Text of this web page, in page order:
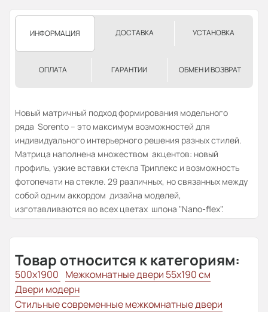
ИНФОРМАЦИЯ ДОСТАВКА УСТАНОВКА
ОПЛАТА ГАРАНТИИ ОБМЕН И ВОЗВРАТ
Новый матричный подход формирования модельного
ряда Sorento – это максимум возможностей для
индивидуального интерьерного решения разных стилей.
Матрица наполнена множеством акцентов: новый
профиль, узкие вставки стекла Триплекс и возможность
фотопечати на стекле. 29 различных, но связанных между
собой одним аккордом дизайна моделей,
изготавливаются во всех цветах шпона "Nano-flex".
Товар относится к категориям:
500x1900 Межкомнатные двери 55х190 см
Двери модерн
Стильные современные межкомнатные двери